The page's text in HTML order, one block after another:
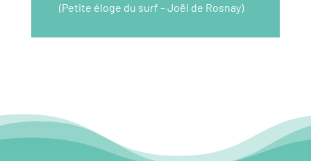
(Petite éloge du surf – Joël de Rosnay)